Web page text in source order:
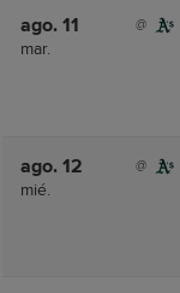
ago. 11
mar.
@
ago. 12
mié.
@